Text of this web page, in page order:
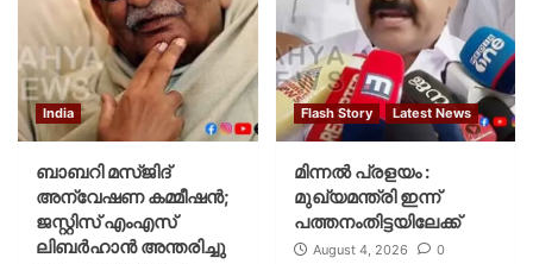
India
ബാബറി മസ്ജിദ്
അന്വേഷണ കമ്മീഷന്‍;
ജസ്റ്റിസ് എംഎസ്
ലിബര്‍ഹാന്‍ അന്തരിച്ചു
Flash Story Latest News
മിന്നല്‍ പ്രളയം :
മുഖ്യമന്ത്രി ഇന്ന്
പത്തനംതിട്ടയിലേക്ക്
August 4, 2026 0